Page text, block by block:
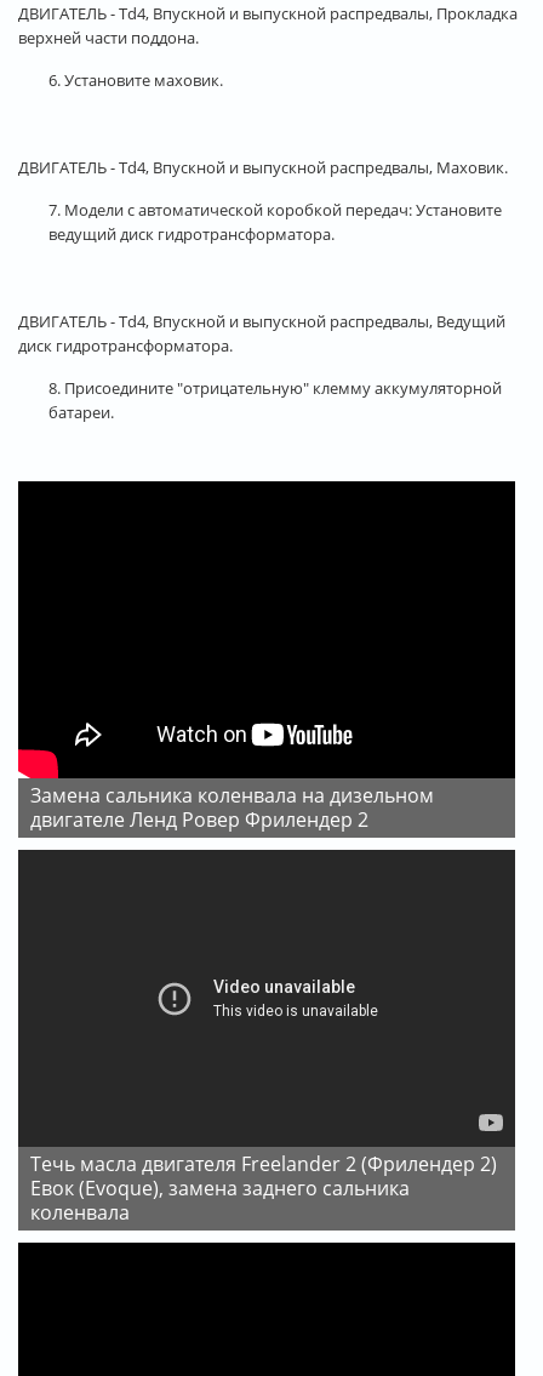
ДВИГАТЕЛЬ - Td4, Впускной и выпускной распредвалы, Прокладка
верхней части поддона.
6. Установите маховик.
ДВИГАТЕЛЬ - Td4, Впускной и выпускной распредвалы, Маховик.
7. Модели с автоматической коробкой передач: Установите
ведущий диск гидротрансформатора.
ДВИГАТЕЛЬ - Td4, Впускной и выпускной распредвалы, Ведущий
диск гидротрансформатора.
8. Присоедините "отрицательную" клемму аккумуляторной
батареи.
Замена сальника коленвала на дизельном
двигателе Ленд Ровер Фрилендер 2
Течь масла двигателя Freelander 2 (Фрилендер 2)
Евок (Evoque), замена заднего сальника
коленвала